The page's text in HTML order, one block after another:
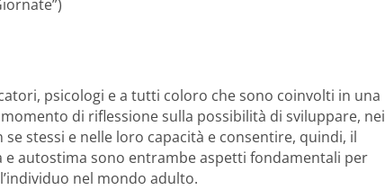
psicologi e a tutti coloro che sono coinvolti in una
di riflessione sulla possibilità di sviluppare, nei
stessi e nelle loro capacità e consentire, quindi, il
autostima sono entrambe aspetti fondamentali per
nel mondo adulto.